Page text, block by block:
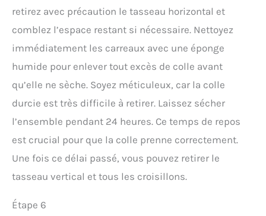
retirez avec précaution le tasseau horizontal et
comblez l’espace restant si nécessaire. Nettoyez
immédiatement les carreaux avec une éponge
humide pour enlever tout excès de colle avant
qu’elle ne sèche. Soyez méticuleux, car la colle
durcie est très difficile à retirer. Laissez sécher
l’ensemble pendant 24 heures. Ce temps de repos
est crucial pour que la colle prenne correctement.
Une fois ce délai passé, vous pouvez retirer le
tasseau vertical et tous les croisillons.
Étape 6